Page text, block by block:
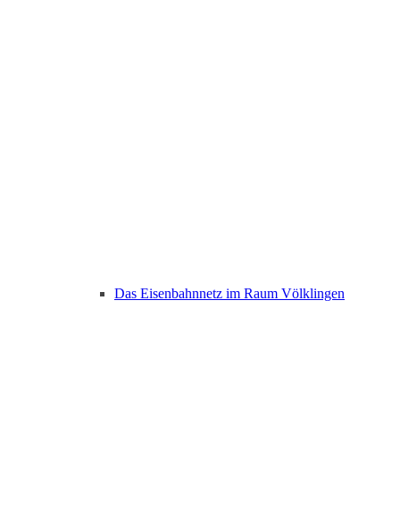
Das Eisenbahnnetz im Raum Völklingen